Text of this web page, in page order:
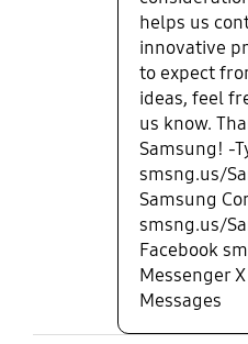
helps us
innovative
to expect
ideas, feel
us know.
Samsung! -
smsng.us/
Samsung
smsng.us/
Facebook
Messenger
Messages